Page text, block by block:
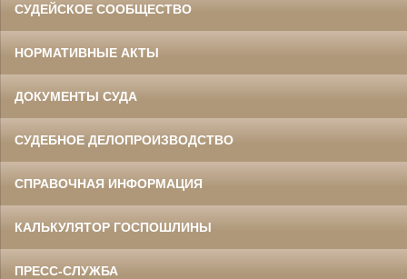
СУДЕЙСКОЕ СООБЩЕСТВО
НОРМАТИВНЫЕ АКТЫ
ДОКУМЕНТЫ СУДА
СУДЕБНОЕ ДЕЛОПРОИЗВОДСТВО
СПРАВОЧНАЯ ИНФОРМАЦИЯ
КАЛЬКУЛЯТОР ГОСПОШЛИНЫ
ПРЕСС-СЛУЖБА